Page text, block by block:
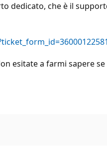
dedicato, che è il
esitate a farmi sapere